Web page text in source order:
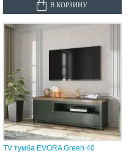
В КОРЗИНУ
TV тумба EVORA Green 40